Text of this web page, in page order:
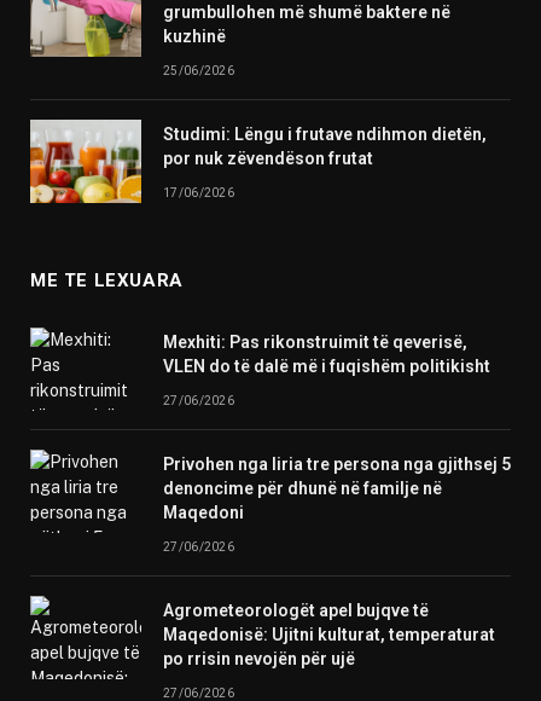
grumbullohen më shumë baktere në
kuzhinë
25/06/2026
Studimi: Lëngu i frutave ndihmon dietën,
por nuk zëvendëson frutat
17/06/2026
ME TE LEXUARA
Mexhiti: Pas rikonstruimit të qeverisë,
VLEN do të dalë më i fuqishëm politikisht
27/06/2026
Privohen nga liria tre persona nga gjithsej 5
denoncime për dhunë në familje në
Maqedoni
27/06/2026
Agrometeorologët apel bujqve të
Maqedonisë: Ujitni kulturat, temperaturat
po rrisin nevojën për ujë
27/06/2026